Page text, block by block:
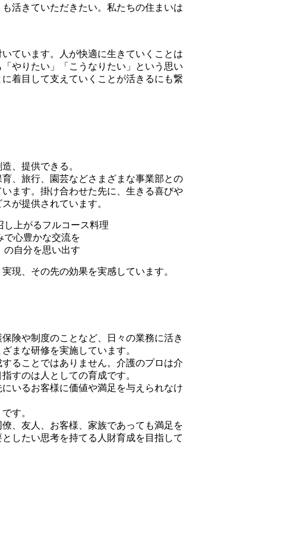
活きていただきたい。私たちの住まいは
ています。人が快適に生きていくことは
やりたい」「こうなりたい」という思い
着目して支えていくことが活きるにも繋
、提供できる。
、旅行、園芸などさまざまな事業部との
ます。掛け合わせた先に、生きる喜びや
が提供されています。
上がるフルコース料理
心豊かな交流を
自分を思い出す
現、その先の効果を実感しています。
険や制度のことなど、日々の業務に活き
まな研修を実施しています。
ることではありません。介護のプロは介
すのは人としての育成です。
いるお客様に価値や満足を与えられなけ
す。
、友人、お客様、家族であっても満足を
したい思考を持てる人財育成を目指して